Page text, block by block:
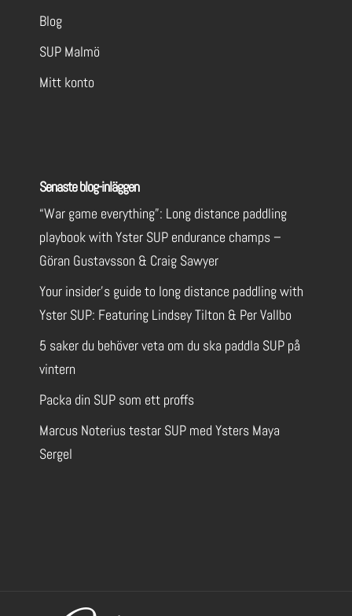
Blog
SUP Malmö
Mitt konto
Senaste blog-inläggen
“War game everything”: Long distance paddling
playbook with Yster SUP endurance champs –
Göran Gustavsson & Craig Sawyer
Your insider’s guide to long distance paddling with
Yster SUP: Featuring Lindsey Tilton & Per Vallbo
5 saker du behöver veta om du ska paddla SUP på
vintern
Packa din SUP som ett proffs
Marcus Noterius testar SUP med Ysters Maya
Sergel